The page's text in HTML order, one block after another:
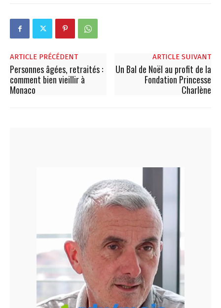
ARTICLE PRÉCÉDENT
Personnes âgées, retraités :
comment bien vieillir à
Monaco
ARTICLE SUIVANT
Un Bal de Noël au profit de la
Fondation Princesse
Charlène